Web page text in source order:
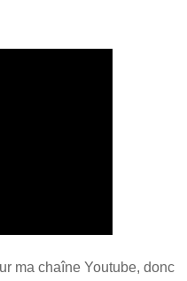
ma chaîne Youtube, donc